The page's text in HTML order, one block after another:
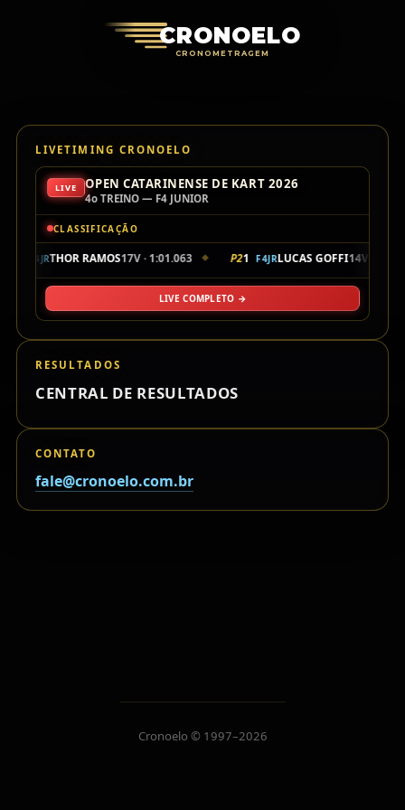
CRONOELO
CRONOMETRAGEM
LIVETIMING CRONOELO
LIVE OPEN CATARINENSE DE KART 2026
4o TREINO — F4 JUNIOR
CLASSIFICAÇÃO
F4JRTHOR RAMOS17V · 1:01.063 ◆ P21 F4JRLUCAS GOFFI14V ·
LIVE COMPLETO →
RESULTADOS
CENTRAL DE RESULTADOS
CONTATO
fale@cronoelo.com.br
Cronoelo © 1997–2026